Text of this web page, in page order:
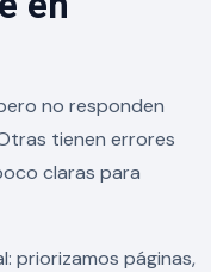
no responden
tienen errores
claras para
priorizamos páginas,